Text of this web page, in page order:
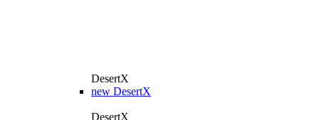
DesertX
new DesertX
DesertX